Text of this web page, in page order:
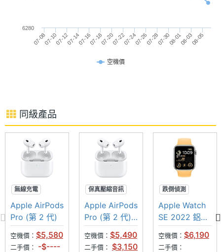
◎ 連續 8 小時音樂播放；搭配充電盒，聆聽時間最長
◎ MagSafe 充電盒配備 Apple U2 晶片（具備精確尋
電
上述內容提到偵測功能的測量結果僅為參考，不能作
爲診斷和治療依據。
※本文為 SOGI 手機王版權所有，未經授權不得轉載使用※
機身重
5.55 g
麥克風 Yes
真無線
設計
主動降
充電盒 Yes
充電盒
USB Type-C
空機價
07-0807-1007-1207-1407-1607-1807-2007-2207-2407-2607-2807-3008-0108-0308-05
6280
同級產品
無線充電
高音質
主動降噪
Apple AirPods
Pro (第 2 代)
空機價： $5,580
二手價： -$----
保真壓縮音訊
空間音訊
主動降噪
Apple AirPods
Pro (第 2 代)
USB‑C
空機價： $5,490
二手價： $3,150
跌倒偵測
心率偵測
車禍偵測
Apple Watch
SE 2022 鋁金
屬 Wi-Fi
40mm
空機價： $6,190
二手價：